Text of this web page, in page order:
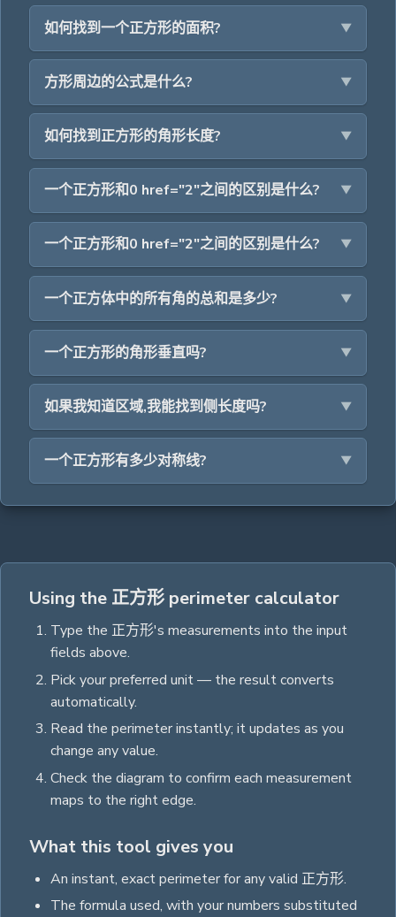
如何找到一个正方形的面积?
方形周边的公式是什么?
如何找到正方形的角形长度?
一个正方形和0 href="2"之间的区别是什么?
一个正方形和0 href="2"之间的区别是什么?
一个正方体中的所有角的总和是多少?
一个正方形的角形垂直吗?
如果我知道区域,我能找到侧长度吗?
一个正方形有多少对称线?
Using the 正方形 perimeter calculator
Type the 正方形's measurements into the input
fields above.
Pick your preferred unit — the result converts
automatically.
Read the perimeterinstantly; it updates as you
change any value.
Check the diagram to confirm each measurement
maps to the right edge.
What this tool gives you
An instant, exactperimeterfor any valid 正方形.
The formula used, with your numbers substituted